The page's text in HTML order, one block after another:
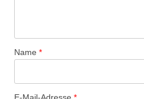
Name *